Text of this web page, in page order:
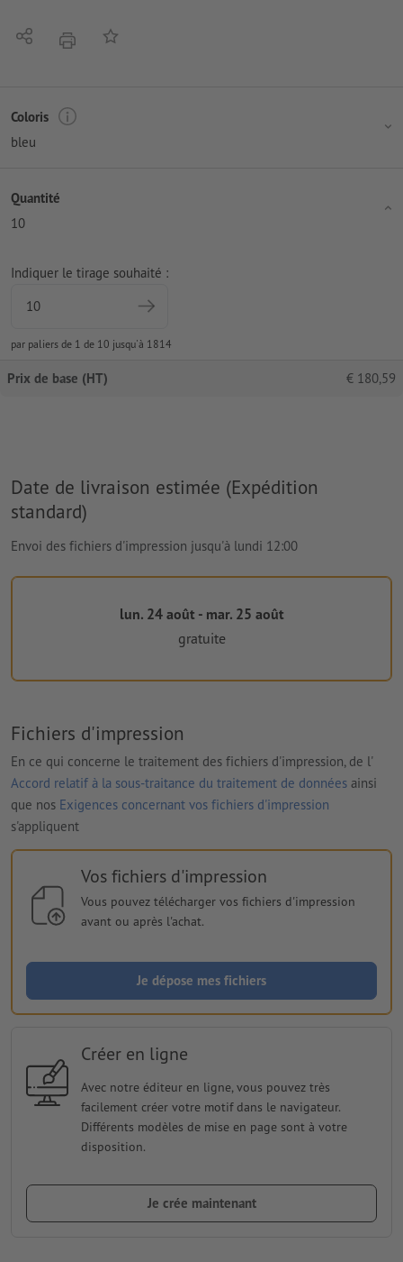
PartagerimprimerAjouter à liste d'article
Coloris
bleu
Quantité
10
Indiquer le tirage souhaité :
par paliers de 1 de 10 jusqu'à 1814
Prix de base (HT) € 180,59
Date de livraison estimée (Expédition
standard)
Envoi des fichiers d'impression jusqu'à lundi 12:00
lun. 24 août - mar. 25 août
gratuite
Fichiers d'impression
En ce qui concerne le traitement des fichiers d'impression, de l'
Accord relatif à la sous-traitance du traitement de données ainsi
que nos Exigences concernant vos fichiers d'impression
s'appliquent
Vos fichiers d'impression
Vous pouvez télécharger vos fichiers d'impression
avant ou après l'achat.
Je dépose mes fichiers
Créer en ligne
Avec notre éditeur en ligne, vous pouvez très
facilement créer votre motif dans le navigateur.
Différents modèles de mise en page sont à votre
disposition.
Je crée maintenant